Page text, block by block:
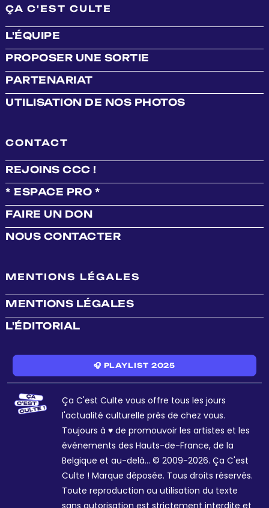
ÇA C'EST CULTE
L'ÉQUIPE
PROPOSER UNE SORTIE
PARTENARIAT
UTILISATION DE NOS PHOTOS
CONTACT
REJOINS CCC !
* ESPACE PRO *
FAIRE UN DON
NOUS CONTACTER
MENTIONS LÉGALES
MENTIONS LÉGALES
L'ÉDITORIAL
🎧 PLAYLIST 2025
Ça C'est Culte vous offre tous les jours
l'actualité culturelle près de chez vous.
Toujours à ♥ de promouvoir les artistes et les
événements des Hauts-de-France, de la
Belgique et au-delà... © 2009-2026. Ça C'est
Culte ! Marque déposée. Tous droits réservés.
Toute reproduction ou utilisation du texte